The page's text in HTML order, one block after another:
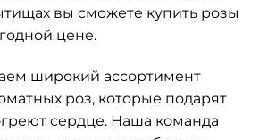
вы сможете купить розы
цене.
широкий ассортимент
роз, которые подарят
сердце. Наша команда